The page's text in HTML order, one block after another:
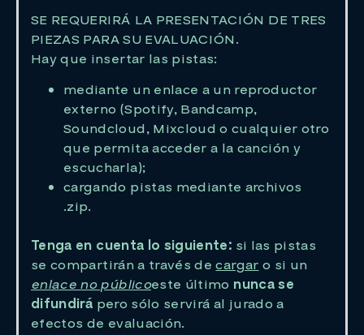
SE REQUERIRÁ LA PRESENTACIÓN DE TRES
PIEZAS PARA SU EVALUACIÓN.
Hay que insertar las pistas:
mediante un enlace a un reproductor
externo (Spotify, Bandcamp,
Soundcloud, Mixcloud o cualquier otro
que permita acceder a la canción y
escucharla);
cargando pistas mediante archivos
.zip.
Tenga en cuenta lo siguiente: si las pistas
se compartirán a través decargaro si un
enlace no públicoeste último nunca se
difundirá pero sólo servirá al jurado a
efectos de evaluación.